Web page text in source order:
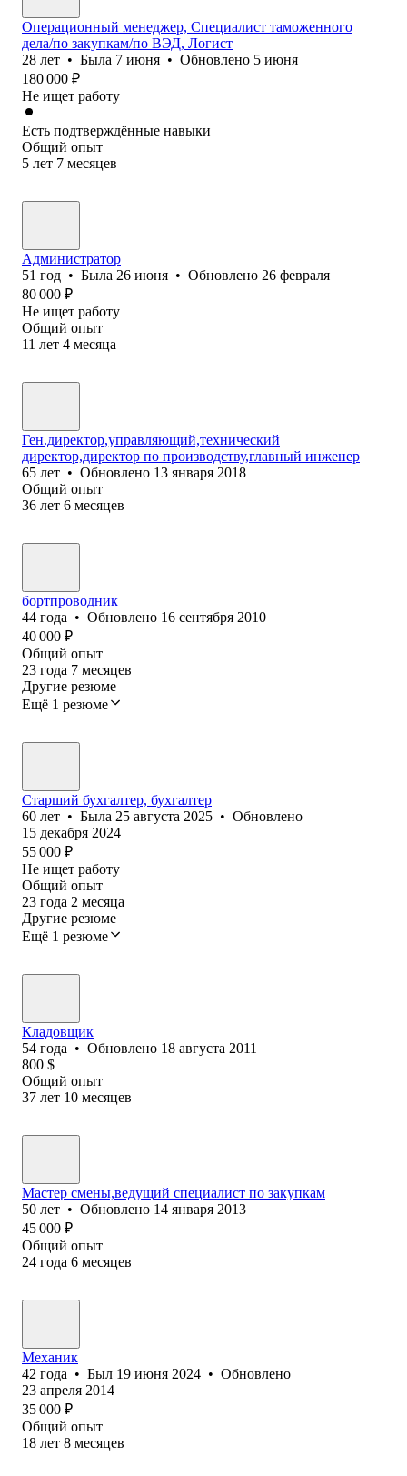
Операционный менеджер, Специалист таможенного
дела/по закупкам/по ВЭД, Логист
28 лет • Была 7 июня • Обновлено 5 июня
180 000 ₽
Не ищет работу
Есть подтверждённые навыки
Общий опыт
5 лет 7 месяцев
Администратор
51 год • Была 26 июня • Обновлено 26 февраля
80 000 ₽
Не ищет работу
Общий опыт
11 лет 4 месяца
Ген.директор,управляющий,технический
директор,директор по производству,главный инженер
65 лет • Обновлено 13 января 2018
Общий опыт
36 лет 6 месяцев
бортпроводник
44 года • Обновлено 16 сентября 2010
40 000 ₽
Общий опыт
23 года 7 месяцев
Другие резюме
Ещё 1 резюме
Старший бухгалтер, бухгалтер
60 лет • Была 25 августа 2025 • Обновлено
15 декабря 2024
55 000 ₽
Не ищет работу
Общий опыт
23 года 2 месяца
Другие резюме
Ещё 1 резюме
Кладовщик
54 года • Обновлено 18 августа 2011
800 $
Общий опыт
37 лет 10 месяцев
Мастер смены,ведущий специалист по закупкам
50 лет • Обновлено 14 января 2013
45 000 ₽
Общий опыт
24 года 6 месяцев
Механик
42 года • Был 19 июня 2024 • Обновлено
23 апреля 2014
35 000 ₽
Общий опыт
18 лет 8 месяцев